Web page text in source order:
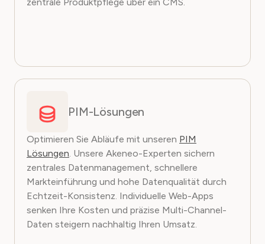
PIM-Lösungen
Optimieren Sie Abläufe mit unseren PIM
Lösungen. Unsere Akeneo-Experten sichern
zentrales Datenmanagement, schnellere
Markteinführung und hohe Datenqualität durch
Echtzeit-Konsistenz. Individuelle Web-Apps
senken Ihre Kosten und präzise Multi-Channel-
Daten steigern nachhaltig Ihren Umsatz.